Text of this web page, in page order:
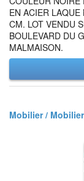
EN ACIER
CM. LOT VENDU
BOULEVARD DU
MALMAISON.
Mobilier /